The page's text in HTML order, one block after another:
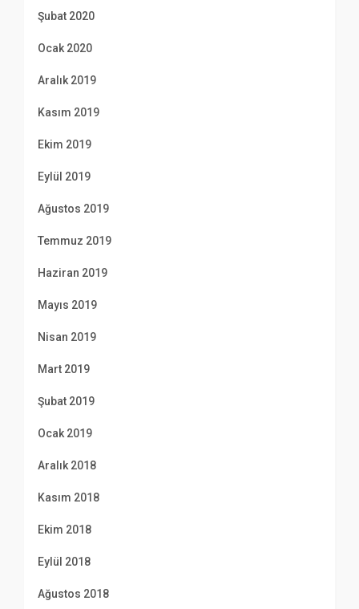
Şubat 2020
Ocak 2020
Aralık 2019
Kasım 2019
Ekim 2019
Eylül 2019
Ağustos 2019
Temmuz 2019
Haziran 2019
Mayıs 2019
Nisan 2019
Mart 2019
Şubat 2019
Ocak 2019
Aralık 2018
Kasım 2018
Ekim 2018
Eylül 2018
Ağustos 2018